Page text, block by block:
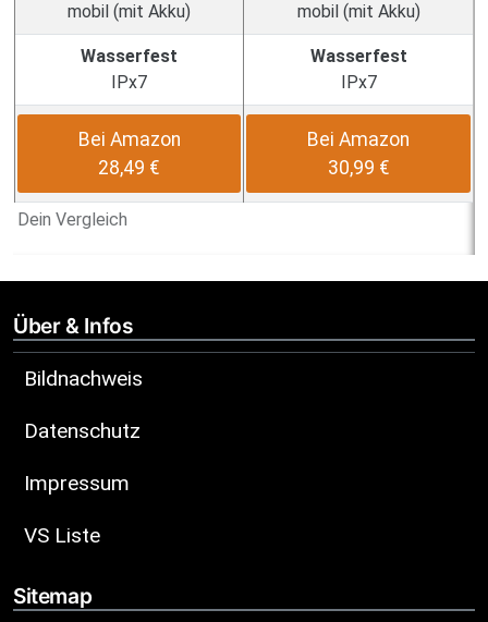
Dein Vergleich
mobil (mit Akku)
mobil (mit Akku)
Wasserfest
IPx7
Wasserfest
IPx7
Bei Amazon
28,49 €
Bei Amazon
30,99 €
Über & Infos
Bildnachweis
Datenschutz
Impressum
VS Liste
Sitemap